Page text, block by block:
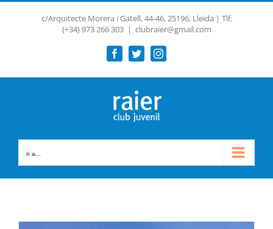
c/Arquitecte Morera i Gatell, 44-46, 25196, Lleida | Tlf:
(+34) 973 266 303 | clubraier@gmail.com
Facebook
TwitterInstagram
Ir a...